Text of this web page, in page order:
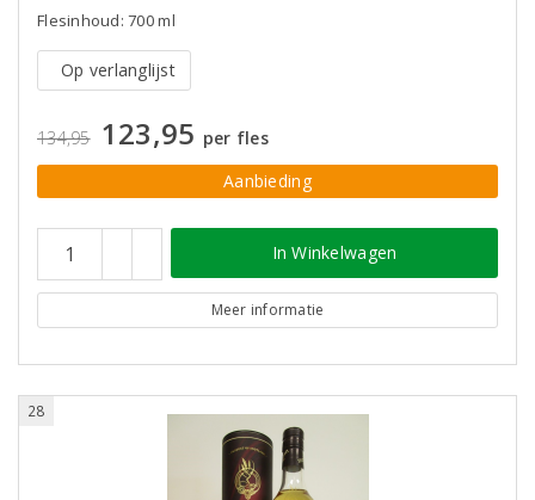
Flesinhoud: 700 ml
Op verlanglijst
134,95 123,95 per fles
Aanbieding
In Winkelwagen
Meer informatie
28